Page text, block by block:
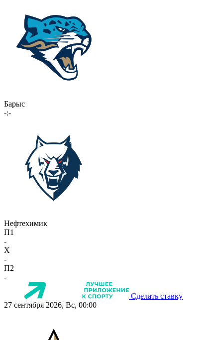
Барыс
-:-
Нефтехимик
П1
-
X
-
П2
-
Сделать ставку
27 сентября 2026, Вс, 00:00